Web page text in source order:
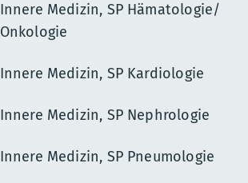
Innere Medizin, SP Hämatologie/
Onkologie
Innere Medizin, SP Kardiologie
Innere Medizin, SP Nephrologie
Innere Medizin, SP Pneumologie